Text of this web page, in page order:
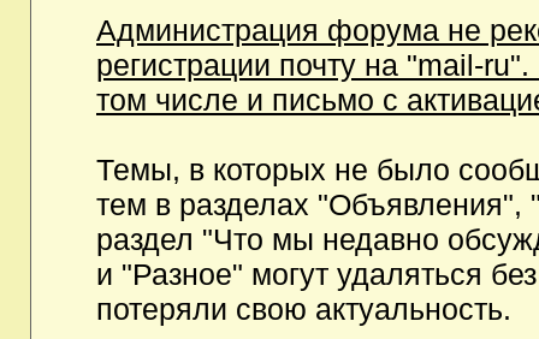
Администрация форума не
регистрации почту на "mail-
том числе и письмо с
Темы, в которых не было
тем в разделах
раздел "Что мы недавно
и "Разное" могут удаляться
потеряли свою актуальность.